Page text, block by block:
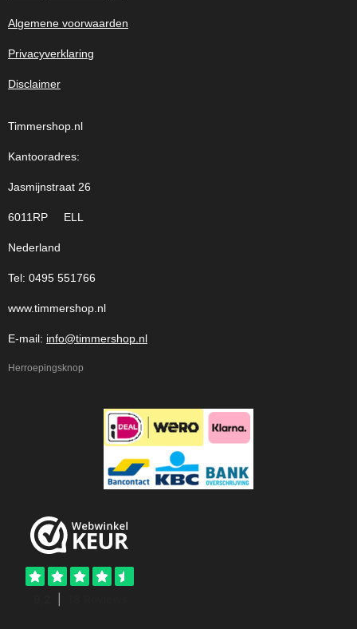
Algemene voorwaarden
Privacyverklaring
Disclaimer
Timmershop.nl
Kantooradres:
Jasmijnstraat 26
6011RP ELL
Nederland
Tel: 0495 551766
www.timmershop.nl
E-mail: info@timmershop.nl
Herroepingsknop